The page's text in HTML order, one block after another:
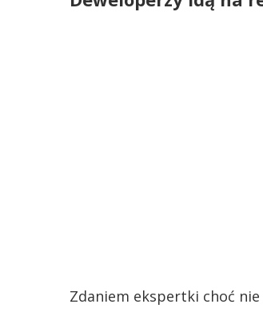
Zdaniem ekspertki choć